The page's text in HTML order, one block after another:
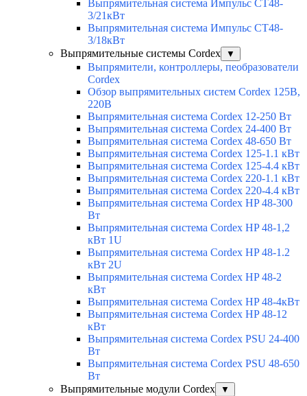
Выпрямительная система Импульс СТ48-
3/21кВт
Выпрямительная система Импульс СТ48-
3/18кВт
Выпрямительные системы Cordex
▼
Выпрямители, контроллеры, пеобразователи
Cordex
Обзор выпрямительных систем Cordex 125В,
220В
Выпрямительная система Cordex 12-250 Вт
Выпрямительная система Cordex 24-400 Вт
Выпрямительная система Cordex 48-650 Вт
Выпрямительная система Cordex 125-1.1 кВт
Выпрямительная система Cordex 125-4.4 кВт
Выпрямительная система Cordex 220-1.1 кВт
Выпрямительная система Cordex 220-4.4 кВт
Выпрямительная система Cordex HP 48-300
Вт
Выпрямительная система Cordex HP 48-1,2
кВт 1U
Выпрямительная система Cordex HP 48-1.2
кВт 2U
Выпрямительная система Cordex HP 48-2
кВт
Выпрямительная система Cordex HP 48-4кВт
Выпрямительная система Cordex HP 48-12
кВт
Выпрямительная система Cordex PSU 24-400
Вт
Выпрямительная система Cordex PSU 48-650
Вт
Выпрямительные модули Cordex
▼